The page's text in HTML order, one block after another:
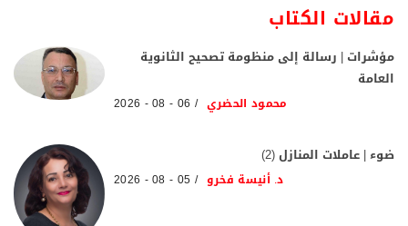
مقالات الكتاب
مؤشرات | رسالة إلى منظومة تصحيح الثانوية
العامة
محمود الحضري 06 - 08 - 2026
ضوء | عاملات المنازل (2)
د. أنيسة فخرو 05 - 08 - 2026